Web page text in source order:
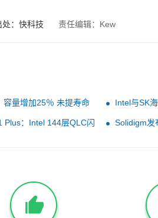
处：快科技 责任编辑：Kew
容量增加25％ 未提寿命
Intel与SK
Plus：Intel 144层QLC闪
Solidigm发